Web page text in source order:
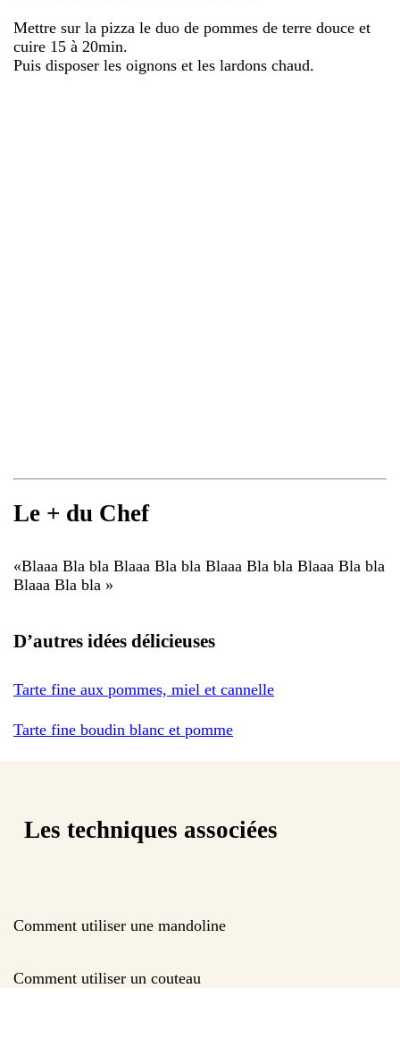
Mettre sur la pizza le duo de pommes de terre douce et
cuire 15 à 20min.
Puis disposer les oignons et les lardons chaud.
Le + du Chef
«Blaaa Bla bla Blaaa Bla bla Blaaa Bla bla Blaaa Bla bla
Blaaa Bla bla »
D’autres idées délicieuses
Tarte fine aux pommes, miel et cannelle
Tarte fine boudin blanc et pomme
Les techniques associées
Comment utiliser une mandoline
Comment utiliser un couteau